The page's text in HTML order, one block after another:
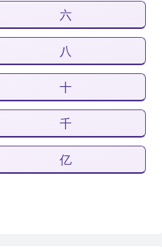
六
八
十
千
亿